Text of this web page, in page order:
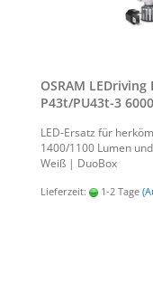
OSRAM LED­ri­ving
P43t/PU43t-​​3
LED-​Ersatz für
1400/1100 Lumen
Weiß | Duo­Box
Lieferzeit: 1-2 Tage